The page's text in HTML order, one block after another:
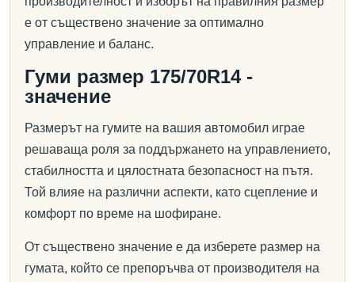
е от съществено значение за оптимално
управление и баланс.
Гуми размер 175/70R14 -
значение
Размерът на гумите на вашия автомобил играе
решаваща роля за поддържането на управлението,
стабилността и цялостната безопасност на пътя.
Той влияе на различни аспекти, като сцепление и
комфорт по време на шофиране.
От съществено значение е да изберете размер на
гумата, който се препоръчва от производителя на